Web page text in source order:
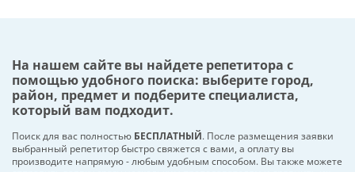
На нашем сайте вы найдете репетитора с
помощью удобного поиска: выберите город,
район, предмет и подберите специалиста,
который вам подходит.
Поиск для вас полностью БЕСПЛАТНЫЙ. После размещения заявки
выбранный репетитор быстро свяжется с вами, а оплату вы
производите напрямую - любым удобным способом. Вы также можете